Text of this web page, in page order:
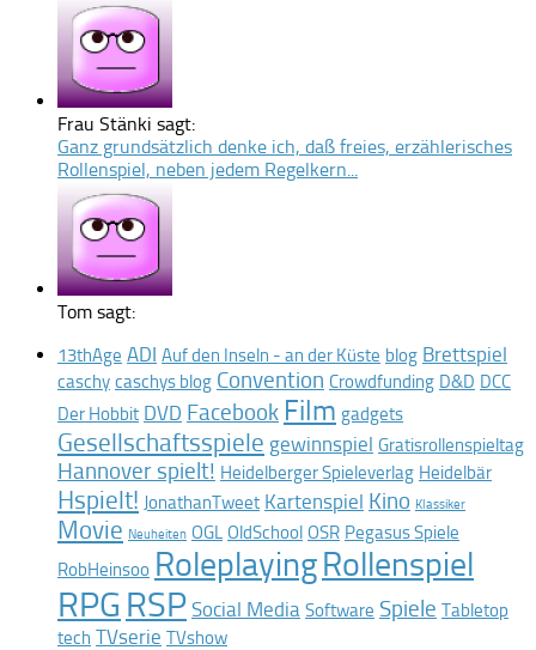
Frau Stänki sagt:
Ganz grundsätzlich denke ich, daß freies, erzählerisches
Rollenspiel, neben jedem Regelkern...
Tom sagt:
13thAge ADI Auf den Inseln - an der Küste blog Brettspiel
caschy caschys blog Convention Crowdfunding D&D DCC
Der Hobbit DVD Facebook Film gadgets
Gesellschaftsspiele gewinnspiel Gratisrollenspieltag
Hannover spielt! Heidelberger Spieleverlag Heidelbär
Hspielt! JonathanTweet Kartenspiel Kino Klassiker
Movie Neuheiten OGL OldSchool OSR Pegasus Spiele
RobHeinsoo RoleplayingRollenspiel
RPG RSP Social Media Software Spiele Tabletop
tech TVserie TVshow